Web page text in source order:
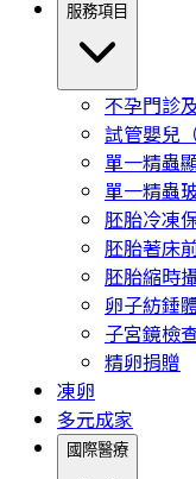
服務項目
不孕門診
試管嬰兒（
單一精蟲
單一精蟲
胚胎冷凍
胚胎著床
胚胎縮時
卵子紡錘
子宮鏡檢
精卵捐贈
凍卵
多元成家
國際醫療